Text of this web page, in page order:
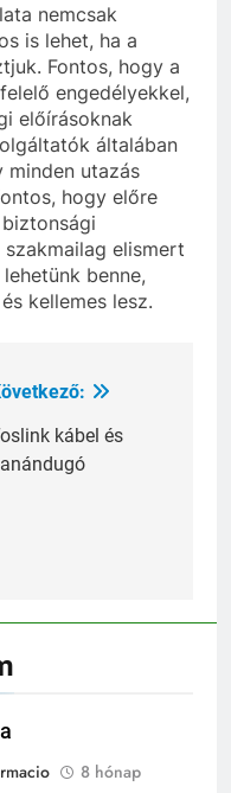
nemcsak
is lehet, ha a
Fontos, hogy a
engedélyekkel,
előírásoknak
általában
minden utazás
hogy előre
elismert
benne,
kellemes lesz.
kábel és
8 hónap